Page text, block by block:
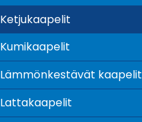
Ketjukaapelit
Kumikaapelit
Lämmönkestävät kaapelit
Lattakaapelit